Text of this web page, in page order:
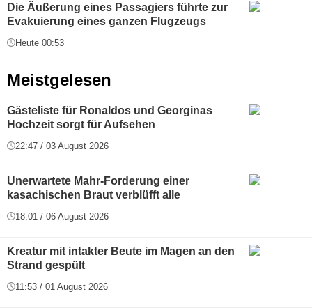
Die Äußerung eines Passagiers führte zur
Evakuierung eines ganzen Flugzeugs
Heute 00:53
Meistgelesen
Gästeliste für Ronaldos und Georginas
Hochzeit sorgt für Aufsehen
22:47 / 03 August 2026
Unerwartete Mahr-Forderung einer
kasachischen Braut verblüfft alle
18:01 / 06 August 2026
Kreatur mit intakter Beute im Magen an den
Strand gespült
11:53 / 01 August 2026